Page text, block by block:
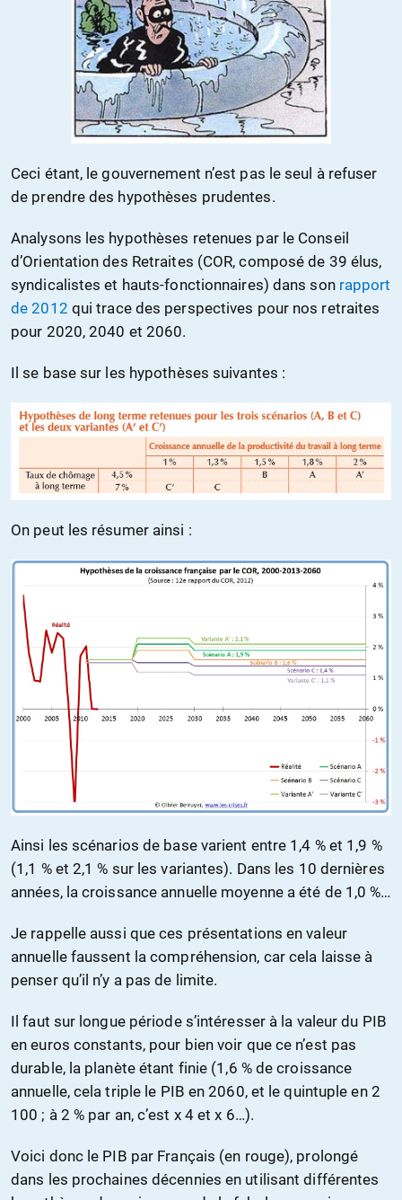
Ceci étant, le gouvernement n’est pas le seul à refuser
de prendre des hypothèses prudentes.
Analysons les hypothèses retenues par le Conseil
d’Orientation des Retraites (COR, composé de 39 élus,
syndicalistes et hauts-fonctionnaires) dans son rapport
de 2012 qui trace des perspectives pour nos retraites
pour 2020, 2040 et 2060.
Il se base sur les hypothèses suivantes :
On peut les résumer ainsi :
Ainsi les scénarios de base varient entre 1,4 % et 1,9 %
(1,1 % et 2,1 % sur les variantes). Dans les 10 dernières
années, la croissance annuelle moyenne a été de 1,0 %…
Je rappelle aussi que ces présentations en valeur
annuelle faussent la compréhension, car cela laisse à
penser qu’il n’y a pas de limite.
Il faut sur longue période s’intéresser à la valeur du PIB
en euros constants, pour bien voir que ce n’est pas
durable, la planète étant finie (1,6 % de croissance
annuelle, cela triple le PIB en 2060, et le quintuple en 2
100 ; à 2 % par an, c’est x 4 et x 6…).
Voici donc le PIB par Français (en rouge), prolongé
dans les prochaines décennies en utilisant différentes